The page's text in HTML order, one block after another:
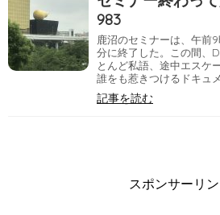
983
鹿沼のセミナーは、午前
分に終了した。この間、
とんど私語、途中エスケ
誰をも惹きつけるドキュ
記事を読む
スポンサーリ